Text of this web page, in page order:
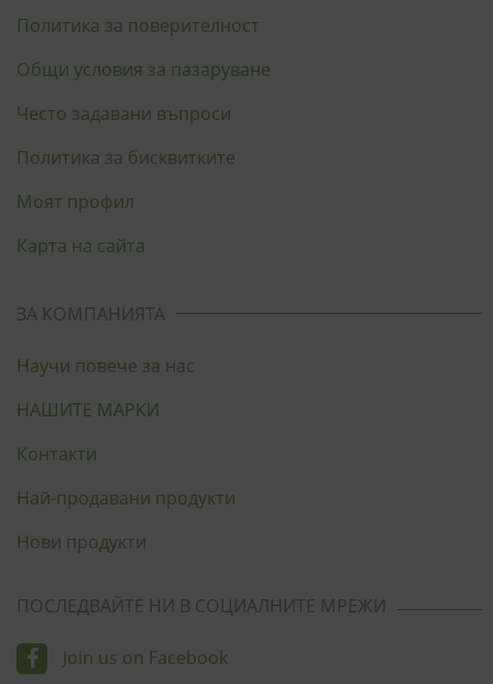
Политика за поверителност
Общи условия за пазаруване
Често задавани въпроси
Политика за бисквитките
Моят профил
Карта на сайта
ЗА КОМПАНИЯТА
Научи повече за нас
НАШИТЕ МАРКИ
Контакти
Най-продавани продукти
Нови продукти
ПОСЛЕДВАЙТЕ НИ В СОЦИАЛНИТЕ МРЕЖИ
Join us on Facebook